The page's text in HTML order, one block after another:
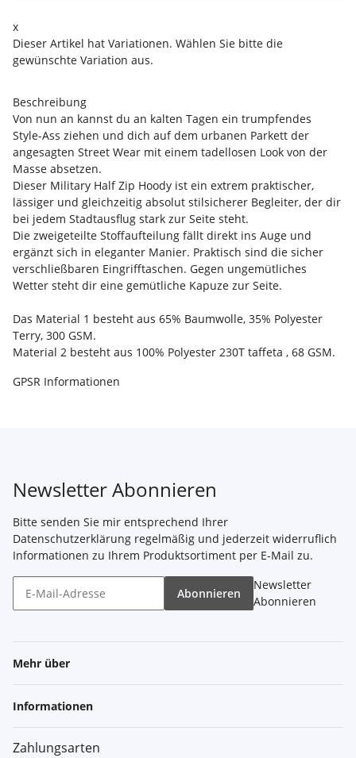
x
Dieser Artikel hat Variationen. Wählen Sie bitte die
gewünschte Variation aus.
Beschreibung
Von nun an kannst du an kalten Tagen ein trumpfendes
Style-Ass ziehen und dich auf dem urbanen Parkett der
angesagten Street Wear mit einem tadellosen Look von der
Masse absetzen.
Dieser Military Half Zip Hoody ist ein extrem praktischer,
lässiger und gleichzeitig absolut stilsicherer Begleiter, der dir
bei jedem Stadtausflug stark zur Seite steht.
Die zweigeteilte Stoffaufteilung fällt direkt ins Auge und
ergänzt sich in eleganter Manier. Praktisch sind die sicher
verschließbaren Eingrifftaschen. Gegen ungemütliches
Wetter steht dir eine gemütliche Kapuze zur Seite.
Das Material 1 besteht aus 65% Baumwolle, 35% Polyester
Terry, 300 GSM.
Material 2 besteht aus 100% Polyester 230T taffeta , 68 GSM.
GPSR Informationen
Newsletter Abonnieren
Bitte senden Sie mir entsprechend Ihrer
Datenschutzerklärung regelmäßig und jederzeit widerruflich
Informationen zu Ihrem Produktsortiment per E-Mail zu.
Abonnieren
Newsletter
Abonnieren
Mehr über
Informationen
Zahlungsarten